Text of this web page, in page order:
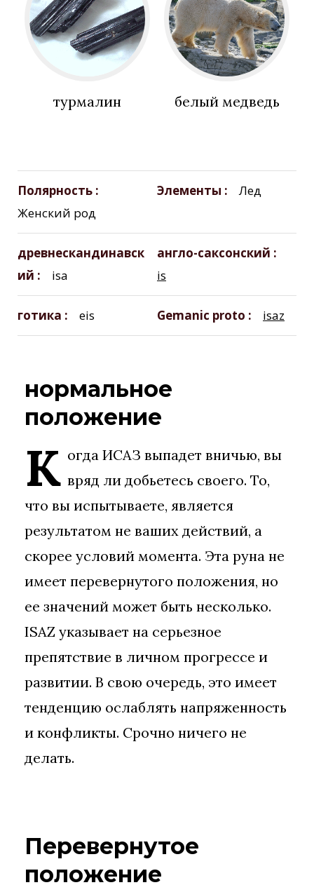
турмалин белый медведь
Полярность
Женский род
Элементы Лед
древнескандинавск
ий
isa
англо-саксонский
is
готика eis Gemanic proto isaz
нормальное
положение
К огда ИСАЗ выпадет вничью, вы
вряд ли добьетесь своего. То,
что вы испытываете, является
результатом не ваших действий, а
скорее условий момента. Эта руна не
имеет перевернутого положения, но
ее значений может быть несколько.
ISAZ указывает на серьезное
препятствие в личном прогрессе и
развитии. В свою очередь, это имеет
тенденцию ослаблять напряженность
и конфликты. Срочно ничего не
делать.
Перевернутое
положение